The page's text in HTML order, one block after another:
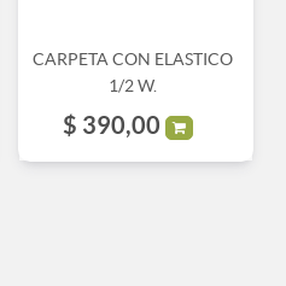
CARPETA CON ELASTICO
1/2 W.
$ 390,00